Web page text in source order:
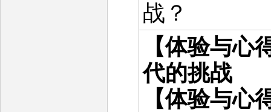
战？
【体验与心
代的挑战
【体验与心